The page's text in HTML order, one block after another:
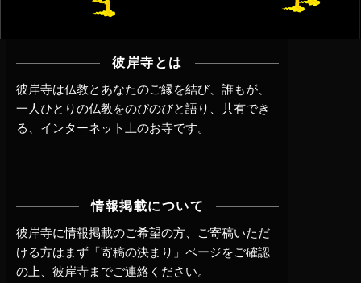
彼岸寺とは
彼岸寺は仏教とあなたのご縁を結び、誰もが、
一人ひとりの仏教をのびのびと語り、共有でき
る、インターネット上のお寺です。
情報掲載について
彼岸寺に情報掲載のご希望の方、ご寄稿いただ
ける方はまず 「寄稿の決まり」ページをご確認
の上、 彼岸寺までご連絡 ください。